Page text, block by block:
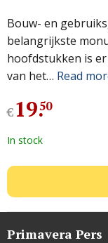
Bouw- en
belangrijkste
hoofdstukken is
van het… Read
€19.
50
In stock
Primavera Pers